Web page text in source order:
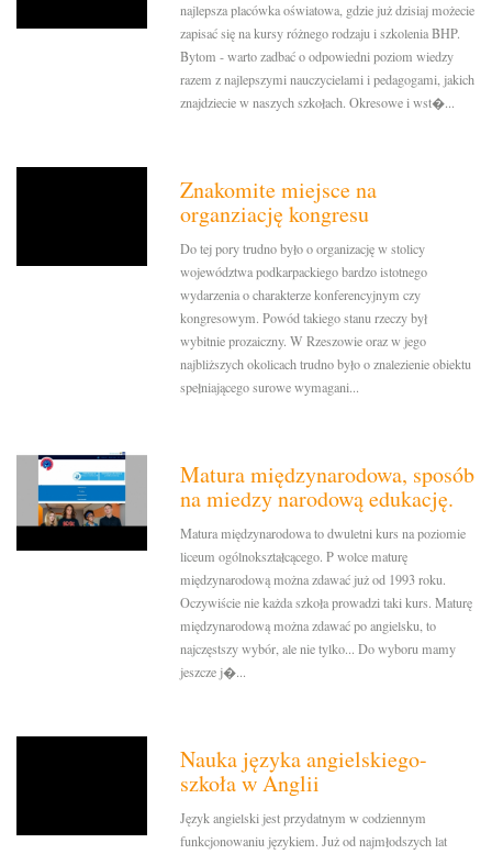
najlepsza placówka oświatowa, gdzie już dzisiaj możecie
zapisać się na kursy różnego rodzaju i szkolenia BHP.
Bytom - warto zadbać o odpowiedni poziom wiedzy
razem z najlepszymi nauczycielami i pedagogami, jakich
znajdziecie w naszych szkołach. Okresowe i wst�...
Znakomite miejsce na
organziację kongresu
Do tej pory trudno było o organizację w stolicy
województwa podkarpackiego bardzo istotnego
wydarzenia o charakterze konferencyjnym czy
kongresowym. Powód takiego stanu rzeczy był
wybitnie prozaiczny. W Rzeszowie oraz w jego
najbliższych okolicach trudno było o znalezienie obiektu
spełniającego surowe wymagani...
Matura międzynarodowa, sposób
na miedzy narodową edukację.
Matura międzynarodowa to dwuletni kurs na poziomie
liceum ogólnokształcącego. P wolce maturę
międzynarodową można zdawać już od 1993 roku.
Oczywiście nie każda szkoła prowadzi taki kurs. Maturę
międzynarodową można zdawać po angielsku, to
najczęstszy wybór, ale nie tylko... Do wyboru mamy
jeszcze j�...
Nauka języka angielskiego-
szkoła w Anglii
Język angielski jest przydatnym w codziennym
funkcjonowaniu językiem. Już od najmłodszych lat